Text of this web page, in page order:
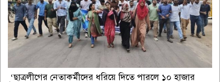
‘ছাত্রলীগের নেতাকর্মীদের ধরিয়ে দিতে পারলে ১০ হাজার